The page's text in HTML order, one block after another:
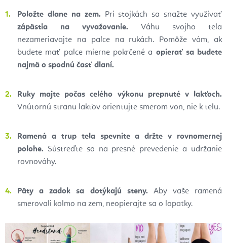
Položte dlane na zem. Pri stojkách sa snažte využívať
zápästia na vyvažovanie. Váhu svojho tela
nezameriavajte na palce na rukách. Pomôže vám, ak
budete mať palce mierne pokrčené a opierať sa budete
najmä o spodnú časť dlaní.
Ruky majte počas celého výkonu prepnuté v
lakťoch.
Vnútornú stranu lakťov orientujte smerom von, nie k telu.
Ramená a trup tela spevnite a držte v
rovnomernej
polohe. Sústreďte sa na presné prevedenie a
udržanie
rovnováhy.
Päty a zadok sa dotýkajú steny. Aby vaše ramená
smerovali kolmo na zem, neopierajte sa o lopatky.